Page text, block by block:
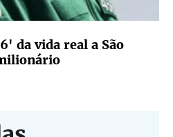
da vida real a São